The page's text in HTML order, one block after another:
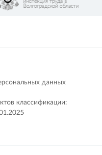
данных
классификации: